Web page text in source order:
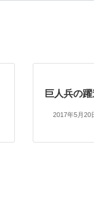
巨人兵の躍
2017年5月20